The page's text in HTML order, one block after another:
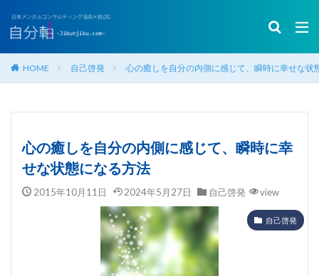
HOME 自己啓発 心の癒しを自分の内側に感じて、瞬時に幸せな状
心の癒しを自分の内側に感じて、瞬時に幸
せな状態になる方法
2015年10月11日 2024年5月27日 自己啓発 view
自己啓発